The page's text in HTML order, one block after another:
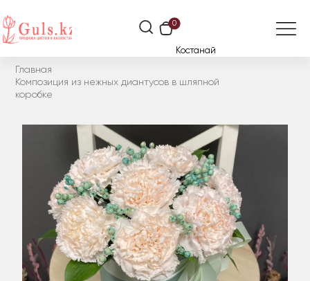
0
Костанай
Главная
Композиция из нежных диантусов в шляпной
коробке